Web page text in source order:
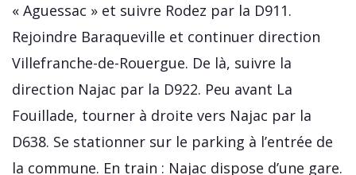
« Aguessac » et suivre Rodez par la D911.
Rejoindre Baraqueville et continuer direction
Villefranche-de-Rouergue. De là, suivre la
direction Najac par la D922. Peu avant La
Fouillade, tourner à droite vers Najac par la
D638. Se stationner sur le parking à l’entrée de
la commune. En train : Najac dispose d’une gare.